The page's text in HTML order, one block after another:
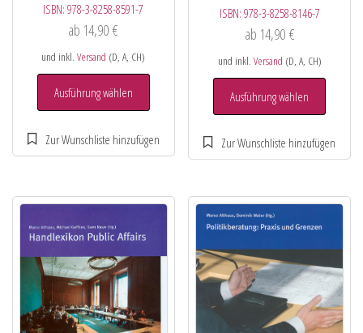
ISBN:978-3-8258-8591-7
ab 14,90€
und inkl.Versand (D, A, CH)
Ausführung wählen
ISBN: 978-3-8258-8146-7
ab 14,90 €
und inkl. Versand (D, A, CH)
Ausführung wählen